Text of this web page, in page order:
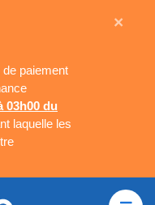
de paiement
03h00 du
laquelle les
×